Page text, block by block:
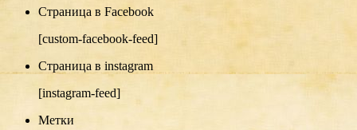
Страница в Facebook
[custom-facebook-feed]
Страница в instagram
[instagram-feed]
Метки